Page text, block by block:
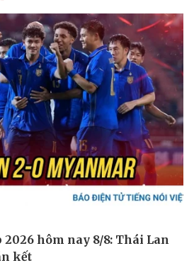
Thị trường
Giá vàng
Tiêu dùng
Tỷ giá
Chứng khoán
Giá cà phê